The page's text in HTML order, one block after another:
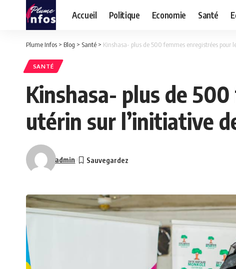
Accueil Politique Economie Santé
Plume Infos > Blog > Santé > Kinshasa- plus de 500 femmes enregistrées pour
SANTÉ
Kinshasa- plus de
utérin sur l’initiative
admin